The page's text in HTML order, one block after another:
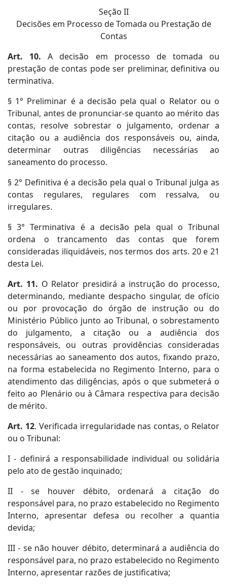
Seção II
Decisões em Processo de Tomada ou Prestação de
Contas
Art. 10. A decisão em processo de tomada ou
prestação de contas pode ser preliminar, definitiva ou
terminativa.
§ 1° Preliminar é a decisão pela qual o Relator ou o
Tribunal, antes de pronunciar-se quanto ao mérito das
contas, resolve sobrestar o julgamento, ordenar a
citação ou a audiência dos responsáveis ou, ainda,
determinar outras diligências necessárias ao
saneamento do processo.
§ 2° Definitiva é a decisão pela qual o Tribunal julga as
contas regulares, regulares com ressalva, ou
irregulares.
§ 3° Terminativa é a decisão pela qual o Tribunal
ordena o trancamento das contas que forem
consideradas iliquidáveis, nos termos dos arts. 20 e 21
desta Lei.
Art. 11. O Relator presidirá a instrução do processo,
determinando, mediante despacho singular, de ofício
ou por provocação do órgão de instrução ou do
Ministério Público junto ao Tribunal, o sobrestamento
do julgamento, a citação ou a audiência dos
responsáveis, ou outras providências consideradas
necessárias ao saneamento dos autos, fixando prazo,
na forma estabelecida no Regimento Interno, para o
atendimento das diligências, após o que submeterá o
feito ao Plenário ou à Câmara respectiva para decisão
de mérito.
Art. 12. Verificada irregularidade nas contas, o Relator
ou o Tribunal:
I - definirá a responsabilidade individual ou solidária
pelo ato de gestão inquinado;
II - se houver débito, ordenará a citação do
responsável para, no prazo estabelecido no Regimento
Interno, apresentar defesa ou recolher a quantia
devida;
III - se não houver débito, determinará a audiência do
responsável para, no prazo estabelecido no Regimento
Interno, apresentar razões de justificativa;